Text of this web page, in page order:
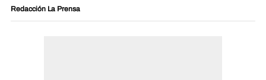
Redacción La Prensa